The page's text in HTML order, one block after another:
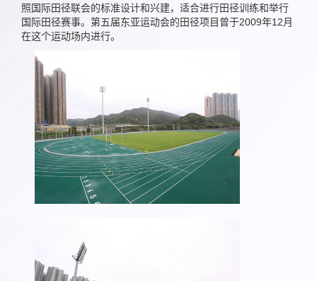
照国际田径联会的标准设计和兴建，适合进行田径训练和举行
国际田径赛事。第五届东亚运动会的田径项目曾于2009年12月
在这个运动场内进行。